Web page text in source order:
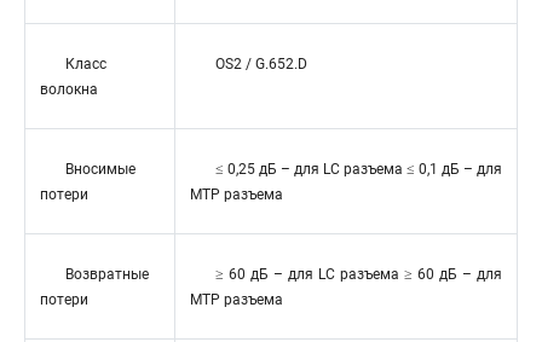
Класс
волокна
OS2 / G.652.D
Вносимые
потери
≤ 0,25 дБ – для LC разъема ≤ 0,1 дБ – для
MTP разъема
Возвратные
потери
≥ 60 дБ – для LC разъема ≥ 60 дБ – для
MTP разъема